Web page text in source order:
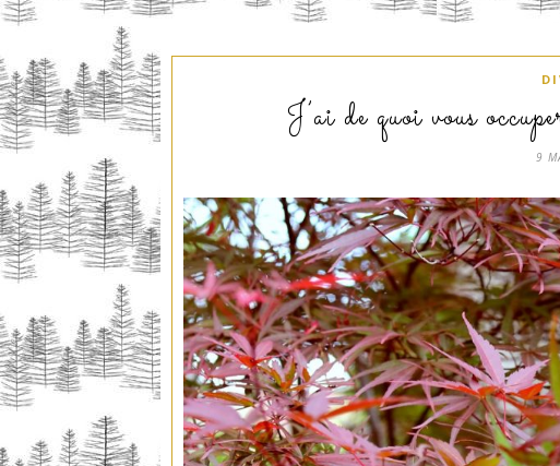
J’ai de quoi vous
9